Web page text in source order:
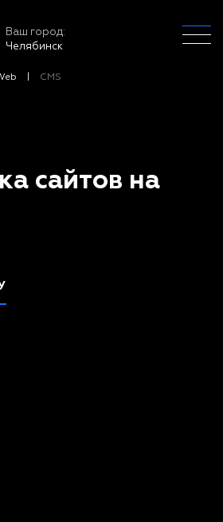
Ваш город:
Челябинск
CMS
сайтов на